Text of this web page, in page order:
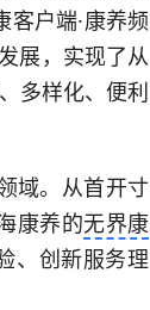
户端·康养频
展，实现了从
多样化、便利
域。从首开寸
康养的无界康
、创新服务理